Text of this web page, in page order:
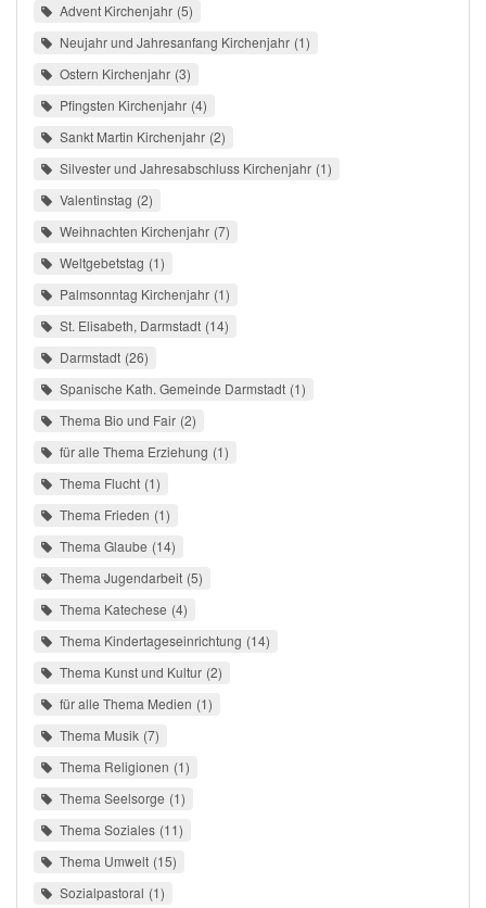
Advent Kirchenjahr 5
Neujahr und Jahresanfang Kirchenjahr 1
Ostern Kirchenjahr 3
Pfingsten Kirchenjahr 4
Sankt Martin Kirchenjahr 2
Silvester und Jahresabschluss Kirchenjahr 1
Valentinstag 2
Weihnachten Kirchenjahr 7
Weltgebetstag 1
Palmsonntag Kirchenjahr 1
St. Elisabeth, Darmstadt 14
Darmstadt 26
Spanische Kath. Gemeinde Darmstadt 1
Thema Bio und Fair 2
für alle Thema Erziehung 1
Thema Flucht 1
Thema Frieden 1
Thema Glaube 14
Thema Jugendarbeit 5
Thema Katechese 4
Thema Kindertageseinrichtung 14
Thema Kunst und Kultur 2
für alle Thema Medien 1
Thema Musik 7
Thema Religionen 1
Thema Seelsorge 1
Thema Soziales 11
Thema Umwelt 15
Sozialpastoral 1